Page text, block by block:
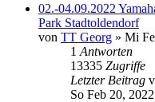
02.-04.09.2022
Park Stadtoldendorf
von TT Georg » Mi
1 Antworten
13335 Zugriffe
Letzter Beitrag
So Feb 20,